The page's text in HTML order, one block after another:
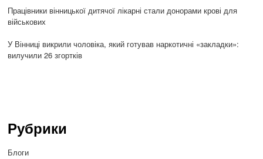
Працівники вінницької дитячої лікарні стали донорами крові для
військових
У Вінниці викрили чоловіка, який готував наркотичні «закладки»:
вилучили 26 згортків
Рубрики
Блоги